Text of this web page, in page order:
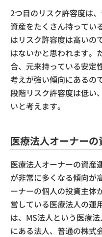
2つ目のリスク許容度は
資産をたくさん持ってい
はリスク許容度は高いの
はないかと思われます。
合、元来持っている安定
考えが強い傾向にあるの
段階リスク許容度は低い
いと考えます。
医療法人オーナー
医療法人オーナーの資産
が非常に多くなる傾向が
ーナーの個人の投資主体
営している医療法人の運
は、MS法人という医療
にある法人、普通の株式